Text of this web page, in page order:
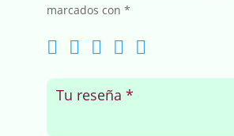
marcados con *